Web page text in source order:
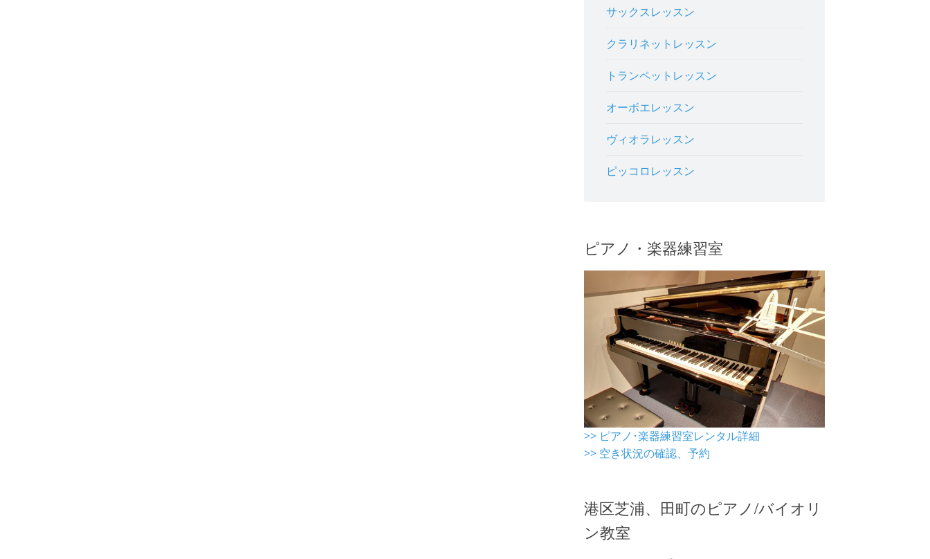
サックスレッスン
クラリネットレッスン
トランペットレッスン
オーボエレッスン
ヴィオラレッスン
ピッコロレッスン
ピアノ・楽器練習室
>> ピアノ･楽器練習室レンタル詳細
>> 空き状況の確認、予約
港区芝浦、田町のピアノ/バイオリ
ン教室